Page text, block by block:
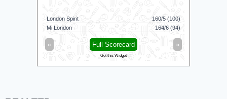
Mi London Women
122/9 (100)
London Spirit Women
119/8 (100)
« »
Full Scorecard
Get this Widget